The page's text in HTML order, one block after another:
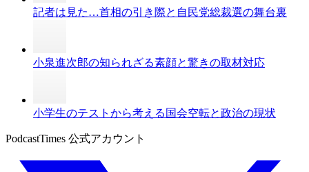
記者は見た…首相の引き際と自民党総裁選の舞台裏
小泉進次郎の知られざる素顔と驚きの取材対応
小学生のテストから考える国会空転と政治の現状
PodcastTimes 公式アカウント